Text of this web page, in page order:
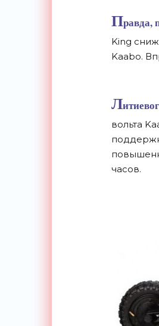
Правда,
King
Kaabo.
Л
вольта
часов.